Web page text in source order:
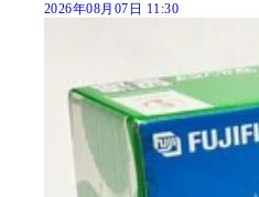
2026年08月07日 11:30